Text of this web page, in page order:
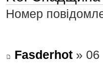
Номер
Fasderhot» 06